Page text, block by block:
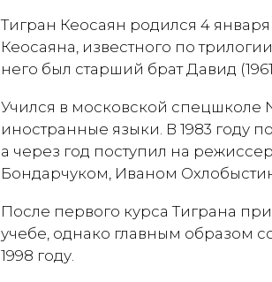
Тигран Кеосаян родился 4
Кеосаяна, известного по
него был старший брат Давид
Учился в московской спецшколе
иностранные языки. В 1983 году
а через год поступил на
Бондарчуком, Иваном
После первого курса Тиграна
учебе, однако главным образом
1998 году.